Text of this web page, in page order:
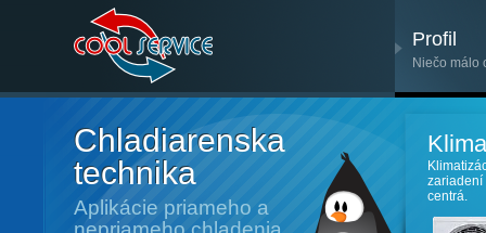
Profil
Niečo málo
Chladiarenska
technika
Aplikácie priameho a
zariadení
centrá.